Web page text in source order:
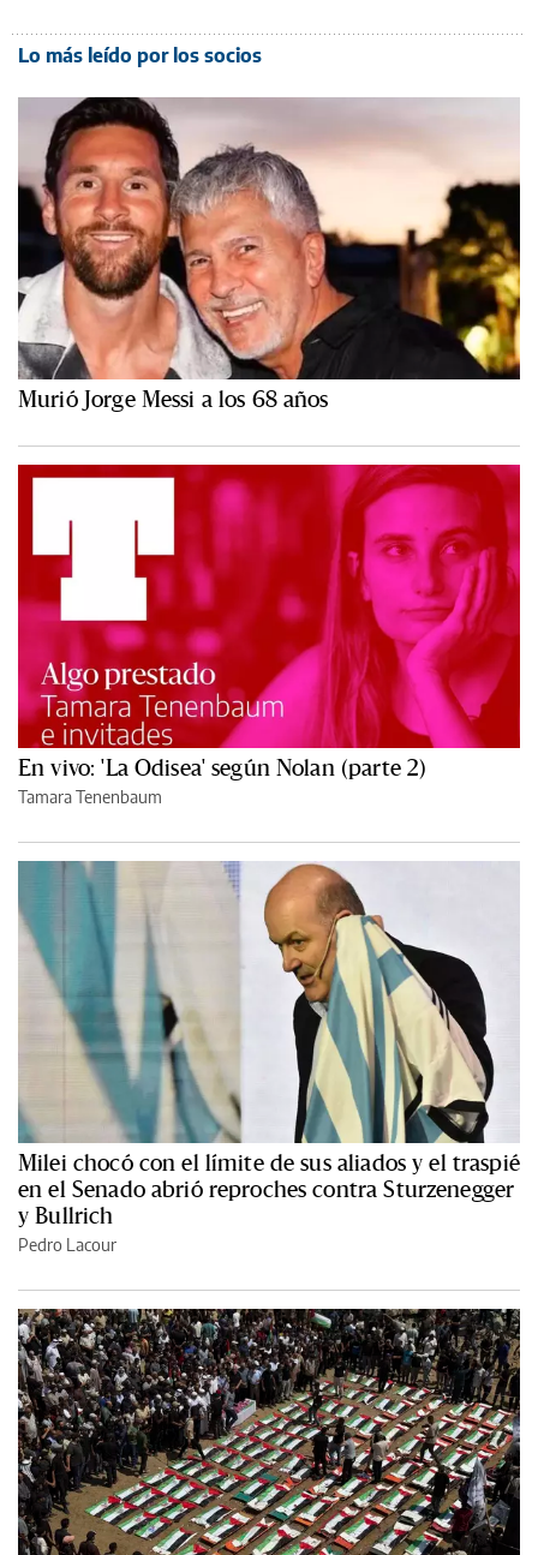
Lo más leído por los socios
Murió Jorge Messi a los 68 años
En vivo: 'La Odisea' según Nolan (parte 2)
Tamara Tenenbaum
Milei chocó con el límite de sus aliados y el traspié
en el Senado abrió reproches contra Sturzenegger
y Bullrich
Pedro Lacour